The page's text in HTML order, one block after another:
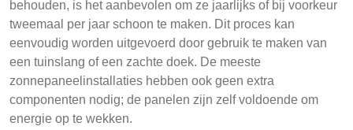
behouden, is het aanbevolen om ze jaarlijks of bij voorkeur
tweemaal per jaar schoon te maken. Dit proces kan
eenvoudig worden uitgevoerd door gebruik te maken van
een tuinslang of een zachte doek. De meeste
zonnepaneelinstallaties hebben ook geen extra
componenten nodig; de panelen zijn zelf voldoende om
energie op te wekken.